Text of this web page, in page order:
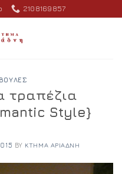
2108169857
τραπέζια
Style}
BY ΚΤΉΜΑ ΑΡΙΆΔΝΗ